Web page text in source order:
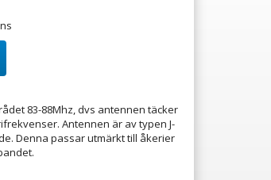
83-88Mhz, dvs antennen täcker
Antennen är av typen J-
Denna passar utmärkt till åkerier